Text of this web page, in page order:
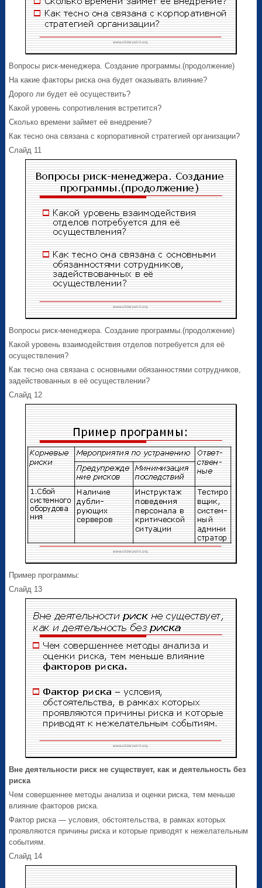
Вопросы риск-менеджера. Создание программы.(продолжение)
На какие факторы риска она будет оказывать влияние?
Дорого ли будет её осуществить?
Какой уровень сопротивления встретится?
Сколько времени займет её внедрение?
Как тесно она связана с корпоративной стратегией организации?
Слайд 11
Вопросы риск-менеджера. Создание программы.(продолжение)
Какой уровень взаимодействия отделов потребуется для её
осуществления?
Как тесно она связана с основными обязанностями сотрудников,
задействованных в её осуществлении?
Слайд 12
Пример программы:
Слайд 13
Вне деятельности риск не существует, как и деятельность без
риска
Чем совершеннее методы анализа и оценки риска, тем меньше
влияние факторов риска.
Фактор риска — условия, обстоятельства, в рамках которых
проявляются причины риска и которые приводят к нежелательным
событиям.
Слайд 14